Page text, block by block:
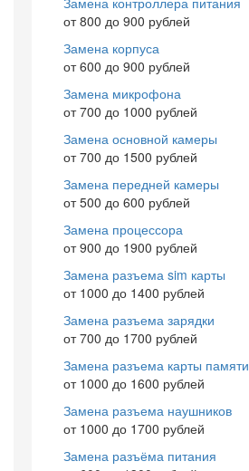
от 800 до 900 рублей
Замена корпуса
от 600 до 900 рублей
Замена микрофона
от 700 до 1000 рублей
Замена основной камеры
от 700 до 1500 рублей
Замена передней камеры
от 500 до 600 рублей
Замена процессора
от 900 до 1900 рублей
Замена разъема sim карты
от 1000 до 1400 рублей
Замена разъема зарядки
от 700 до 1700 рублей
Замена разъема карты памяти
от 1000 до 1600 рублей
Замена разъема наушников
от 1000 до 1700 рублей
Замена разъёма питания